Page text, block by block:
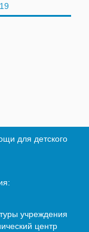
для детского
учреждения
центр